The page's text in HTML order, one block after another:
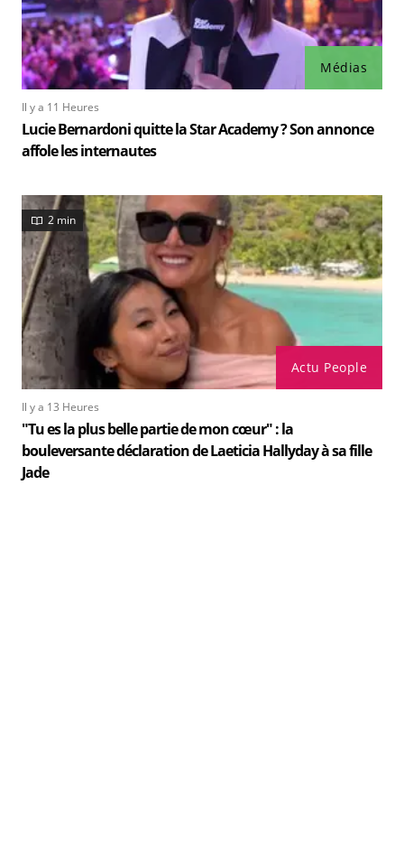
Médias
Il y a 11 Heures
Lucie Bernardoni quitte la Star Academy ? Son annonce
affole les internautes
Actu People
2 min
Il y a 13 Heures
"Tu es la plus belle partie de mon cœur" : la
bouleversante déclaration de Laeticia Hallyday à sa fille
Jade